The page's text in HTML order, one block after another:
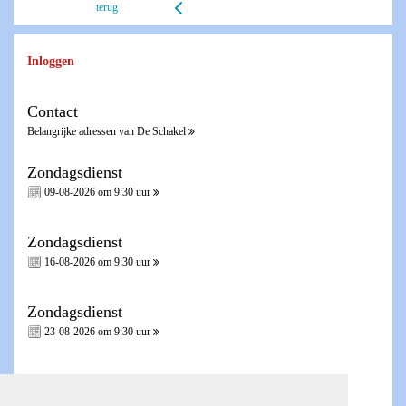
terug
Inloggen
Contact
Belangrijke adressen van De Schakel
Zondagsdienst
09-08-2026 om 9:30 uur
Zondagsdienst
16-08-2026 om 9:30 uur
Zondagsdienst
23-08-2026 om 9:30 uur